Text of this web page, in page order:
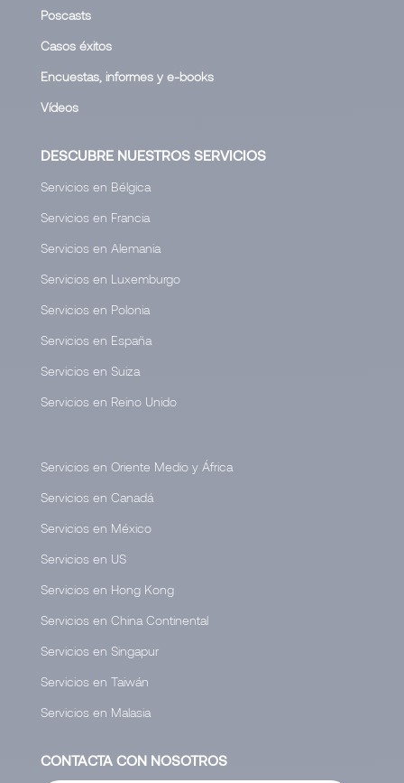
Poscasts
Casos éxitos
Encuestas, informes y e-books
Vídeos
DESCUBRE NUESTROS SERVICIOS
Servicios en Bélgica
Servicios en Francia
Servicios en Alemania
Servicios en Luxemburgo
Servicios en Polonia
Servicios en España
Servicios en Suiza
Servicios en Reino Unido
Servicios en Oriente Medio y África
Servicios en Canadá
Servicios en México
Servicios en US
Servicios en Hong Kong
Servicios en China Continental
Servicios en Singapur
Servicios en Taiwán
Servicios en Malasia
CONTACTA CON NOSOTROS